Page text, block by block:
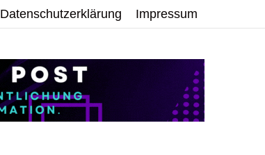
Datenschutzerklärung Impressum